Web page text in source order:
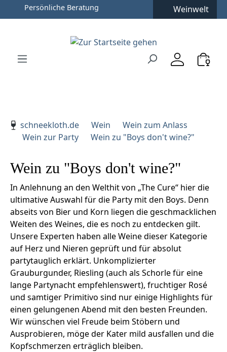
Zum Hauptinhalt springen
Zur Hauptnavigation springen
Persönliche Beratung Weinwelt
schneekloth.de
Wein
Wein zum Anlass
Wein zur Party
Wein zu "Boys don't wine?"
Wein zu "Boys don't wine?"
In Anlehnung an den Welthit von „The Cure“ hier die
ultimative Auswahl für die Party mit den Boys. Denn
abseits von Bier und Korn liegen die geschmacklichen
Weiten des Weines, die es noch zu entdecken gilt.
Unsere Experten haben alle Weine dieser Kategorie
auf Herz und Nieren geprüft und für absolut
partytauglich erklärt. Unkomplizierter
Grauburgunder, Riesling (auch als Schorle für eine
lange Partynacht empfehlenswert), fruchtiger Rosé
und samtiger Primitivo sind nur einige Highlights für
einen gelungenen Abend mit den besten Freunden.
Wir wünschen viel Freude beim Stöbern und
Ausprobieren, möge der Kater mild ausfallen und die
Kopfschmerzen erträglich bleiben.